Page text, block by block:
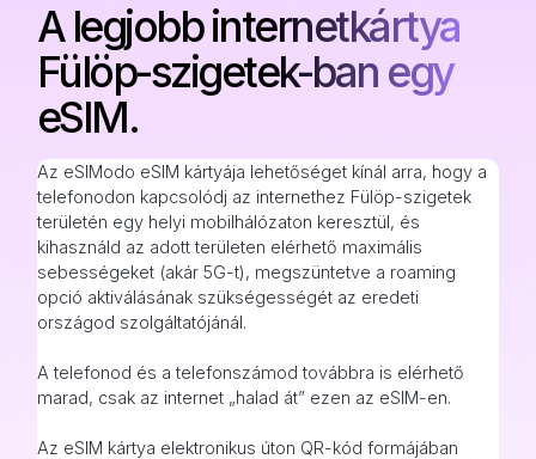
A legjobb internetkártya
Fülöp-szigetek-ban egy
eSIM.
Az eSIModo eSIM kártyája lehetőséget kínál arra, hogy a
telefonodon kapcsolódj az internethez Fülöp-szigetek
területén egy helyi mobilhálózaton keresztül, és
kihasználd az adott területen elérhető maximális
sebességeket (akár 5G-t), megszüntetve a roaming
opció aktiválásának szükségességét az eredeti
országod szolgáltatójánál.
A telefonod és a telefonszámod továbbra is elérhető
marad, csak az internet „halad át” ezen az eSIM-en.
Az eSIM kártya elektronikus úton QR-kód formájában